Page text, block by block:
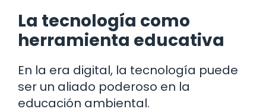
La tecnología como
herramienta educativa
En la era digital, la tecnología puede
ser un aliado poderoso en la
educación ambiental.